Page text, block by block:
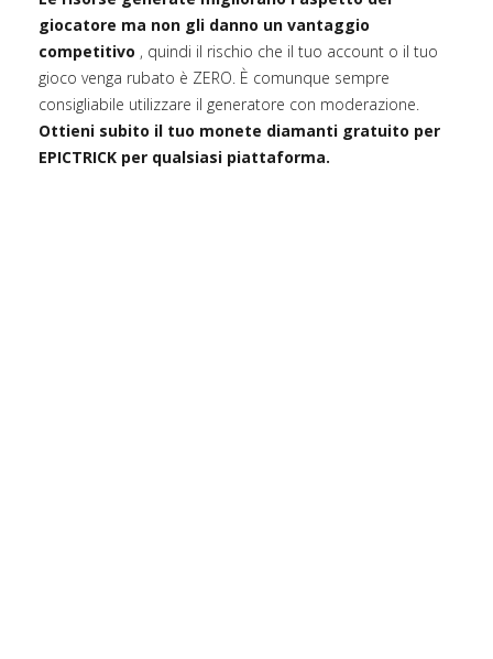
giocatore ma non gli danno un vantaggio
competitivo , quindi il rischio che il tuo account o il tuo
gioco venga rubato è ZERO. È comunque sempre
consigliabile utilizzare il generatore con moderazione.
Ottieni subito il tuo monete diamanti gratuito per
EPICTRICK per qualsiasi piattaforma.